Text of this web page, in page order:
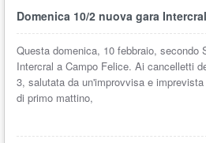
Domenica 10/2 nuova gara Intercral
Questa domenica, 10 febbraio, secondo
Intercral a Campo Felice. Ai cancelletti
3, salutata da un'improvvisa e
di primo mattino,